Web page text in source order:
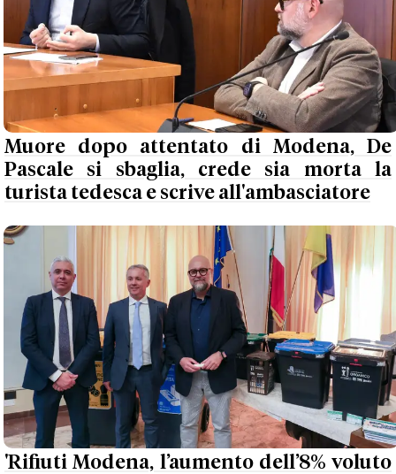
Muore dopo attentato di Modena, De
Pascale si sbaglia, crede sia morta la
turista tedesca e scrive all'ambasciatore
'Rifiuti Modena, l’aumento dell’8% voluto